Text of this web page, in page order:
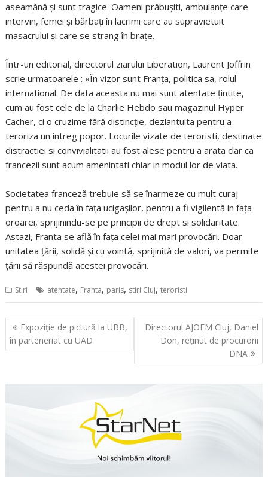
aseamănă şi sunt tragice. Oameni prăbuşiti, ambulanţe care
intervin, femei şi bărbaţi în lacrimi care au supravietuit
masacrului şi care se strang în braţe.
Într-un editorial, directorul ziarului Liberation, Laurent Joffrin
scrie urmatoarele : «În vizor sunt Franţa, politica sa, rolul
international. De data aceasta nu mai sunt atentate ţintite,
cum au fost cele de la Charlie Hebdo sau magazinul Hyper
Cacher, ci o cruzime fără distincţie, dezlantuita pentru a
teroriza un intreg popor. Locurile vizate de teroristi, destinate
distractiei si convivialitatii au fost alese pentru a arata clar ca
francezii sunt acum amenintati chiar in modul lor de viata.
Societatea franceză trebuie să se înarmeze cu mult curaj
pentru a nu ceda în faţa ucigaşilor, pentru a fi vigilentă in faţa
oroarei, sprijinindu-se pe principii de drept si solidaritate.
Astazi, Franta se află în faţa celei mai mari provocări. Doar
unitatea ţării, solidă şi cu vointă, sprijinită de valori, va permite
ţării să răspundă acestei provocări.
Stiri atentate, Franta, paris, stiri Cluj,teroristi
Navigare
în
articole
Expoziţie de pictură la UBB,
în parteneriat cu UAD
Directorul AJOFM Cluj, Daniel
Don, reținut de procurorii
DNA